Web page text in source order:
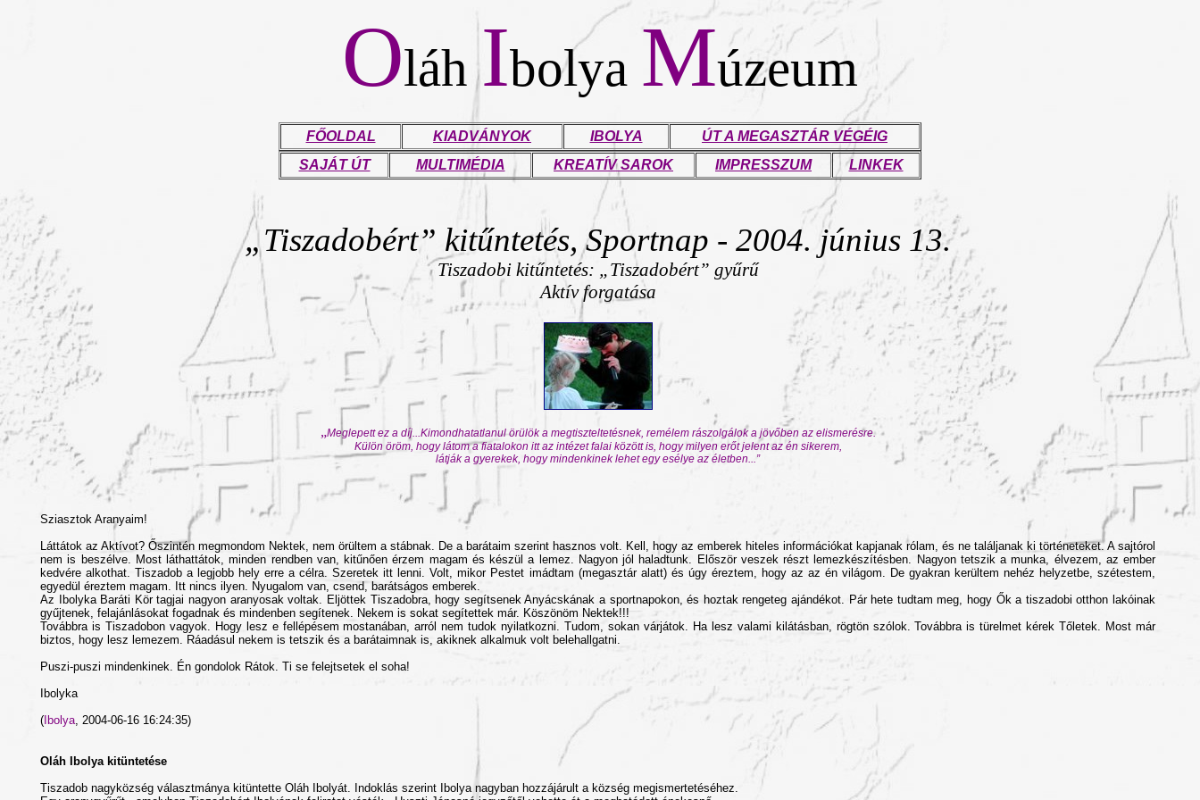
OláhIbolya Múzeum
FŐOLDAL KIADVÁNYOK IBOLYA
ÚT A MEGASZTÁR VÉGÉIG
SAJÁT ÚT
MULTIMÉDIA KREATÍV SAROK IMPRESSZUM LINKEK
„Tiszadobért” kitűntetés,Sportnap - 2004. június 13.
Tiszadobi kitűntetés: „Tiszadobért” gyűrű
Aktív forgatása
„Meglepett ez a díj...Kimondhatatlanul örülök a megtiszteltetésnek, remélem rászolgálok a jövőben az elismerésre.
Külön öröm, hogy látom a fiatalokon itt az intézet falai között is, hogy milyen erőt jelent az én sikerem,
látják a gyerekek, hogy mindenkinek lehet egy esélye az életben...”
Sziasztok Aranyaim!
Láttátok az Aktívot? Őszintén megmondom Nektek, nem örültem a stábnak. De a barátaim szerint hasznos volt. Kell, hogy az emberek hiteles információkat kapjanak rólam, és ne találjanak ki történeteket. A sajtórol
nem is beszélve. Most láthattátok, minden rendben van, kitűnően érzem magam és készül a lemez. Nagyon jól haladtunk. Először veszek részt lemezkészítésben. Nagyon tetszik a munka, élvezem, az ember
kedvére alkothat. Tiszadob a legjobb hely erre a célra. Szeretek itt lenni. Volt, mikor Pestet imádtam (megasztár alatt) és úgy éreztem, hogy az az én világom. De gyakran kerültem nehéz helyzetbe, szétestem,
egyedül éreztem magam. Itt nincs ilyen. Nyugalom van, csend, barátságos emberek.
Az Ibolyka Baráti Kör tagjai nagyon aranyosak voltak. Eljöttek Tiszadobra, hogy segítsenek Anyácskának a sportnapokon, és hoztak rengeteg ajándékot. Pár hete tudtam meg, hogy Ők a tiszadobi otthon lakóinak
gyűjtenek, felajánlásokat fogadnak és mindenben segítenek. Nekem is sokat segítettek már. Köszönöm Nektek!!!
Továbbra is Tiszadobon vagyok. Hogy lesz e fellépésem mostanában, arról nem tudok nyilatkozni. Tudom, sokan várjátok. Ha lesz valami kilátásban, rögtön szólok. Továbbra is türelmet kérek Tőletek. Most már
biztos, hogy lesz lemezem. Ráadásul nekem is tetszik és a barátaimnak is, akiknek alkalmuk volt belehallgatni.
Puszi-puszi mindenkinek. Én gondolok Rátok. Ti se felejtsetek el soha!
Ibolyka
( Ibolya, 2004-06-16 16:24:35)
Oláh Ibolya kitüntetése
Tiszadob nagyközség választmánya kitüntette Oláh Ibolyát. Indoklás szerint Ibolya nagyban hozzájárult a község megismertetéséhez.